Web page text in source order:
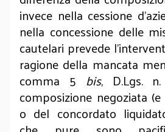
invece nella cessione
nella concessione delle
cautelari prevede
ragione della mancata
comma 5 bis, D.Lgs.
composizione negoziata
o del concordato